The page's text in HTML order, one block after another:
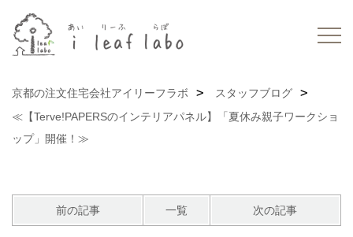
京都の注文住宅会社アイリーフラボ
スタッフブログ
≪【Terve!PAPERSのインテリアパネル】「夏休み親子ワークショ
ップ」開催！≫
前の記事 一覧 次の記事